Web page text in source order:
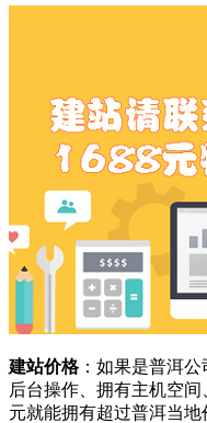
建站价格：如果是普洱
后台操作、拥有主机空
元就能拥有超过普洱当地